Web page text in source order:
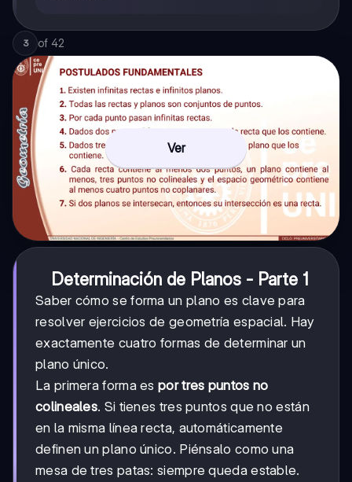
3 of 42
Ver
Determinación de Planos - Parte 1
Saber cómo se forma un plano es clave para
resolver ejercicios de geometría espacial. Hay
exactamente cuatro formas de determinar un
plano único.
La primera forma es por tres puntos no
colineales. Si tienes tres puntos que no están
en la misma línea recta, automáticamente
definen un plano único. Piénsalo como una
mesa de tres patas: siempre queda estable.